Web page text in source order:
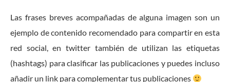
Las frases breves acompañadas de alguna imagen son un
ejemplo de contenido recomendado para compartir en esta
red social, en twitter también de utilizan las etiquetas
(hashtags) para clasificar las publicaciones y puedes incluso
añadir un link para complementar tus publicaciones